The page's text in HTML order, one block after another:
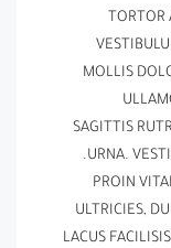
TORTOR
MOLLIS
SAGITTIS
URNA.
PROIN
ULTRICIES,
LACUS